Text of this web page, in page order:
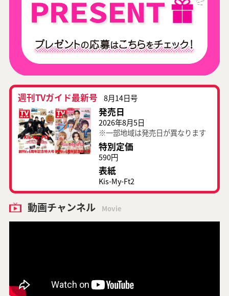
週刊TVガイド最新号 8月14日号
発売日
2026年8月5日
※一部地域は発売日が異なります
特別定価
590円
表紙
Kis-My-Ft2
動画チャンネル Movie